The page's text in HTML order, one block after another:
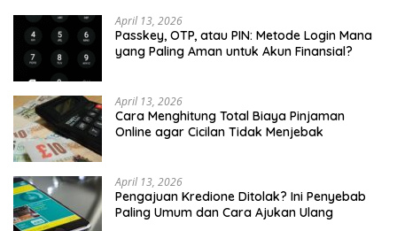
April 13, 2026
Passkey, OTP, atau PIN: Metode Login Mana
yang Paling Aman untuk Akun Finansial?
April 13, 2026
Cara Menghitung Total Biaya Pinjaman
Online agar Cicilan Tidak Menjebak
April 13, 2026
Pengajuan Kredione Ditolak? Ini Penyebab
Paling Umum dan Cara Ajukan Ulang